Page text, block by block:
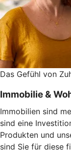
Das Gefühl von
Immobilie &
Immobilien sind
sind eine
Produkten und
sind Sie für diese